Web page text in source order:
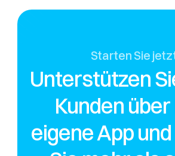
Starten Sie
Unterstützen
Kunden
eigene App